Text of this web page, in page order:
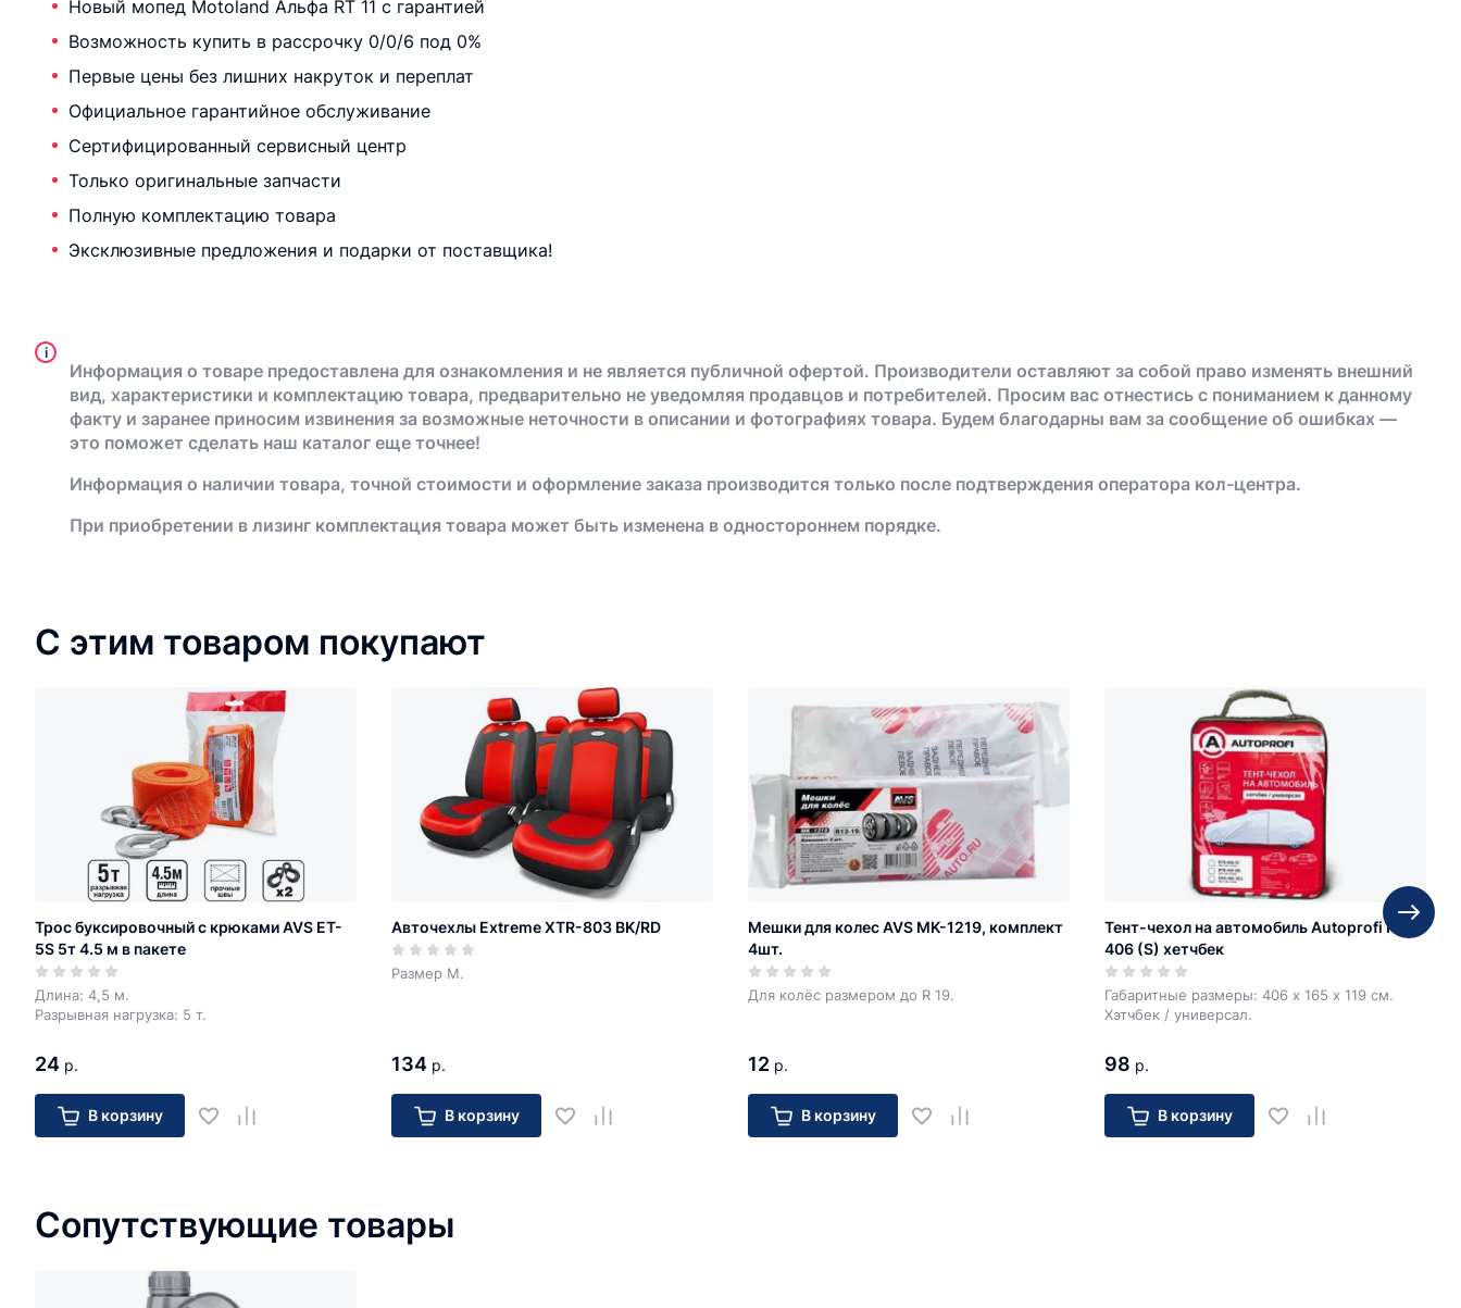
Новый мопед Motoland Альфа RT 11 с гарантией
Возможность купить в рассрочку 0/0/6 под 0%
Первые цены без лишних накруток и переплат
Официальное гарантийное обслуживание
Сертифицированный сервисный центр
Только оригинальные запчасти
Полную комплектацию товара
Эксклюзивные предложения и подарки от поставщика!
i
Информация о товаре предоставлена для ознакомления и не является публичной офертой. Производители оставляют за собой право изменять внешний
вид, характеристики и комплектацию товара, предварительно не уведомляя продавцов и потребителей. Просим вас отнестись с пониманием к данному
факту и заранее приносим извинения за возможные неточности в описании и фотографиях товара. Будем благодарны вам за сообщение об ошибках —
это поможет сделать наш каталог еще точнее!
Информация о наличии товара, точной стоимости и оформление заказа производится только после подтверждения оператора кол-центра.
При приобретении в лизинг комплектация товара может быть изменена в одностороннем порядке.
С этим товаром покупают
Трос буксировочный с крюками AVS ET-
5S 5т 4.5 м в пакете
Длина: 4,5 м.
Разрывная нагрузка: 5 т.
24 р.
В корзину
Авточехлы Extreme XTR-803 BK/RD
Размер М.
134 р.
В корзину
Мешки для колес AVS MK-1219, комплект
4шт.
Для колёс размером до R 19.
12 р.
В корзину
Тент-чехол на автомобиль Autoprofi HTB-
406 (S) хетчбек
Габаритные размеры: 406 х 165 х 119 см.
Хэтчбек / универсал.
98 р.
В корзину
Сопутствующие товары